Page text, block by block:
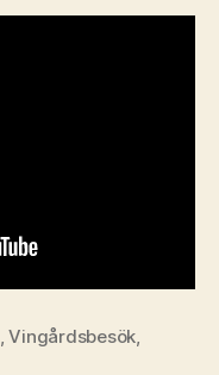
,Vingårdsbesök,